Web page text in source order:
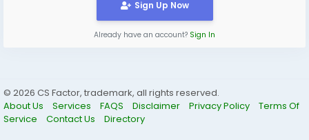
Sign Up Now
Already have an account? Sign In
© 2026 CS Factor, trademark, all rights reserved.
About Us
Services FAQS Disclaimer Privacy Policy
Terms Of
Service
Contact Us Directory